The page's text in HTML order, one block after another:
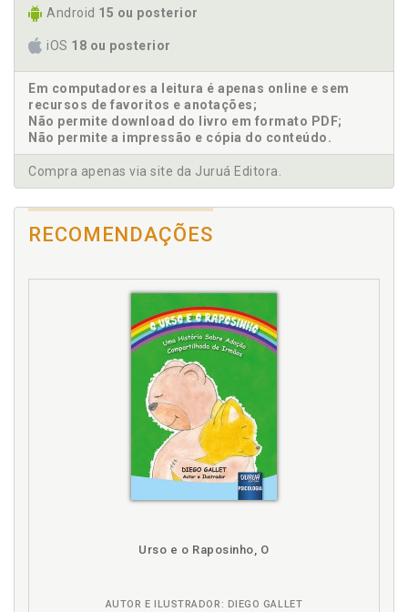
Referências, p. 154
Android 15 ou posterior
iOS 18 ou posterior
Em computadores a leitura é apenas online e sem
recursos de favoritos e anotações;
Não permite download do livro em formato PDF;
Não permite a impressão e cópia do conteúdo.
Compra apenas via site da Juruá Editora.
RECOMENDAÇÕES
Urso e o Raposinho, O
AUTOR E ILUSTRADOR: DIEGO GALLET